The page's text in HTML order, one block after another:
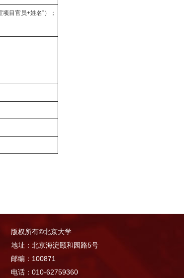
项目官员+姓名”）；
版权所有©北京大学
地址：北京海淀颐和园路5号
邮编：100871
电话：010-62759360